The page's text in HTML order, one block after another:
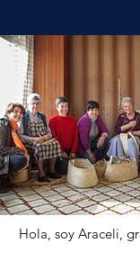
Hola, soy Araceli,